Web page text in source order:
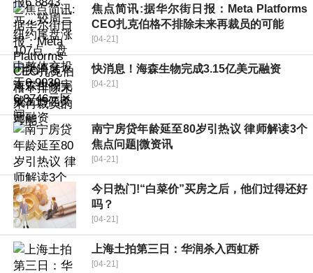
焦点简讯:据华尔街日报：Meta Platforms
CEO扎克伯格不排除未来再裁员的可能
[04-21]
快消息！海森生物完成3.15亿美元融资
[04-21]
南宁房贷年龄延至80岁引热议 律师解读3个
焦点问题|微资讯
[04-21]
今日热门!“白菜价”买房之后，他们过得还好
吗？
[04-21]
上海土拍第三日：华润杀入西虹桥
[04-21]